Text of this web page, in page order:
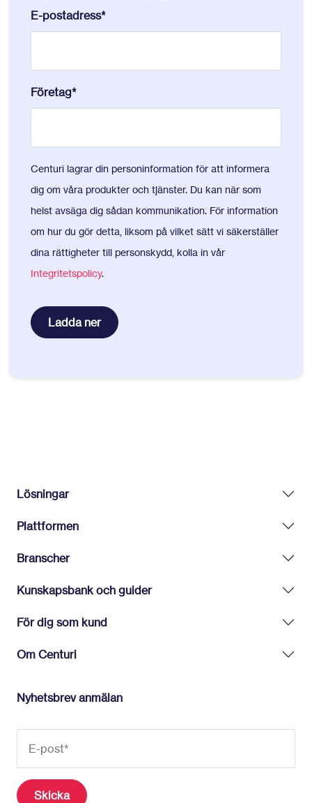
E-postadress*
Företag*
Centuri lagrar din personinformation för att informera
dig om våra produkter och tjänster. Du kan när som
helst avsäga dig sådan kommunikation. För information
om hur du gör detta, liksom på vilket sätt vi säkerställer
dina rättigheter till personskydd, kolla in vår
Integritetspolicy.
Lösningar
Plattformen
Branscher
Kunskapsbank och guider
För dig som kund
Om Centuri
Nyhetsbrev anmälan